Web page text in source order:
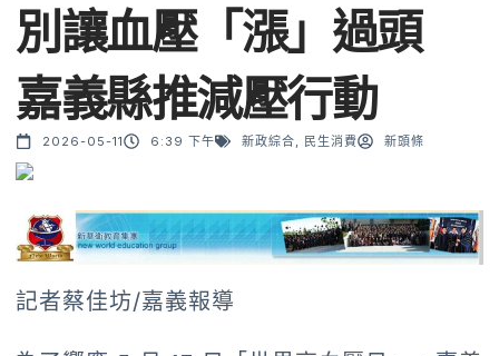
別讓血壓「漲」過頭
嘉義縣推減壓行動
2026-05-11 6:39 下午 新政綜合 民生消費 新頭條
記者蔡佳坊/嘉義報導